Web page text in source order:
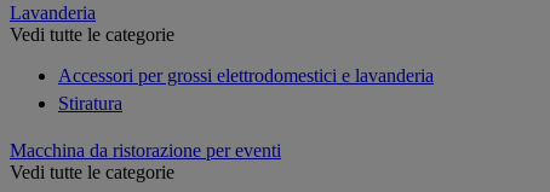
Lavanderia
Vedi tutte le categorie
Accessori per grossi elettrodomestici e lavanderia
Stiratura
Macchina da ristorazione per eventi
Vedi tutte le categorie